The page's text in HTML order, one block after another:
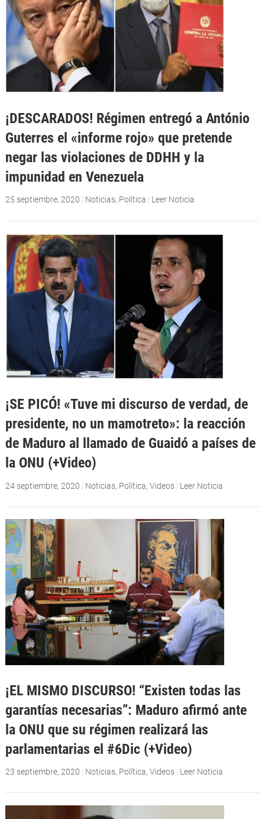
¡DESCARADOS! Régimen entregó a António
Guterres el «informe rojo» que pretende
negar las violaciones de DDHH y la
impunidad en Venezuela
25 septiembre, 2020 | Noticias, Política | Leer Noticia
¡SE PICÓ! «Tuve mi discurso de verdad, de
presidente, no un mamotreto»: la reacción
de Maduro al llamado de Guaidó a países de
la ONU (+Video)
24 septiembre, 2020 | Noticias, Política, Videos | Leer Noticia
¡EL MISMO DISCURSO! “Existen todas las
garantías necesarias”: Maduro afirmó ante
la ONU que su régimen realizará las
parlamentarias el #6Dic (+Video)
23 septiembre, 2020 | Noticias, Política, Videos | Leer Noticia